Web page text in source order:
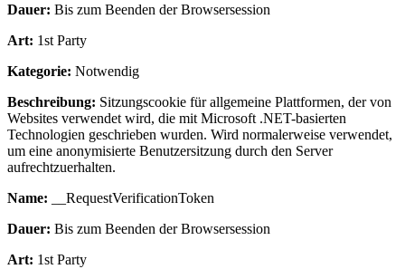
Dauer: Bis zum Beenden der Browsersession
Art: 1st Party
Kategorie: Notwendig
Beschreibung: Sitzungscookie für allgemeine Plattformen, der von
Websites verwendet wird, die mit Microsoft .NET-basierten
Technologien geschrieben wurden. Wird normalerweise verwendet,
um eine anonymisierte Benutzersitzung durch den Server
aufrechtzuerhalten.
Name: __RequestVerificationToken
Dauer: Bis zum Beenden der Browsersession
Art: 1st Party